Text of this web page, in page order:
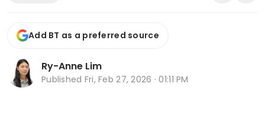
Add BT as a preferred source
Ry-Anne Lim
Published Fri, Feb 27, 2026 · 01:11 PM